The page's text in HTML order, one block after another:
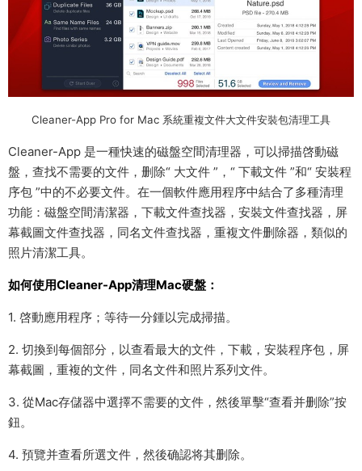
Cleaner-App Pro for Mac 系統重複文件大文件安裝包清理工具
Cleaner-App 是一種快速的磁盤空間清理器，可以掃描啓動磁
盤，查找不需要的文件，删除“ 大文件 ”，“ 下載文件 ”和“ 安裝程
序包 ”中的不必要文件。在一個軟件應用程序中結合了多種清理
功能：磁盤空間清潔器，下載文件查找器，安裝文件查找器，屏
幕截圖文件查找器，同名文件查找器，重複文件删除器，類似的
照片清潔工具。
如何使用Cleaner-App清理Mac硬盤：
1. 啓動應用程序；等待一分鍾以完成掃描。
2. 切換到每個部分，以查看最大的文件，下載，安裝程序包，屏
幕截圖，重複的文件，同名文件和照片系列文件。
3. 從Mac存儲器中選擇不需要的文件，然後單擊“查看并删除”按
鈕。
4. 預覽并查看所選文件，然後确認将其删除。